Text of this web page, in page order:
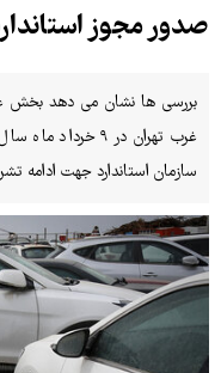
صدور مجوز
بررسی ها نشان می دهد بخش
غرب تهران در ۹
سازمان استاندارد جهت ادامه